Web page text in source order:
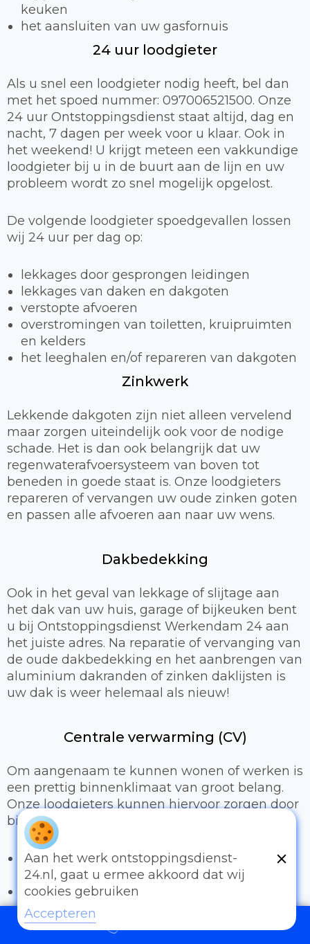
keuken
het aansluiten van uw gasfornuis
24 uur loodgieter
Als u snel een loodgieter nodig heeft, bel dan
met het spoed nummer: 097006521500. Onze
24 uur Ontstoppingsdienst staat altijd, dag en
nacht, 7 dagen per week voor u klaar. Ook in
het weekend! U krijgt meteen een vakkundige
loodgieter bij u in de buurt aan de lijn en uw
probleem wordt zo snel mogelijk opgelost.
De volgende loodgieter spoedgevallen lossen
wij 24 uur per dag op:
lekkages door gesprongen leidingen
lekkages van daken en dakgoten
verstopte afvoeren
overstromingen van toiletten, kruipruimten
en kelders
het leeghalen en/of repareren van dakgoten
Zinkwerk
Lekkende dakgoten zijn niet alleen vervelend
maar zorgen uiteindelijk ook voor de nodige
schade. Het is dan ook belangrijk dat uw
regenwaterafvoersysteem van boven tot
beneden in goede staat is. Onze loodgieters
repareren of vervangen uw oude zinken goten
en passen alle afvoeren aan naar uw wens.
Dakbedekking
Ook in het geval van lekkage of slijtage aan
het dak van uw huis, garage of bijkeuken bent
u bij Ontstoppingsdienst Werkendam 24 aan
het juiste adres. Na reparatie of vervanging van
de oude dakbedekking en het aanbrengen van
aluminium dakranden of zinken daklijsten is
uw dak is weer helemaal als nieuw!
Centrale verwarming (CV)
Om aangenaam te kunnen wonen of werken is
een prettig binnenklimaat van groot belang.
Onze loodgieters kunnen hiervoor zorgen door
bijvoorbeeld:
Het uitbreiden of compleet installeren van
een cv-installatie
Vervangen van radiatoren/radiatorkranen
Vloerverwarming
Sanitair
Aan het werk ontstoppingsdienst-
24.nl, gaat u ermee akkoord dat wij
cookies gebruiken
Accepteren